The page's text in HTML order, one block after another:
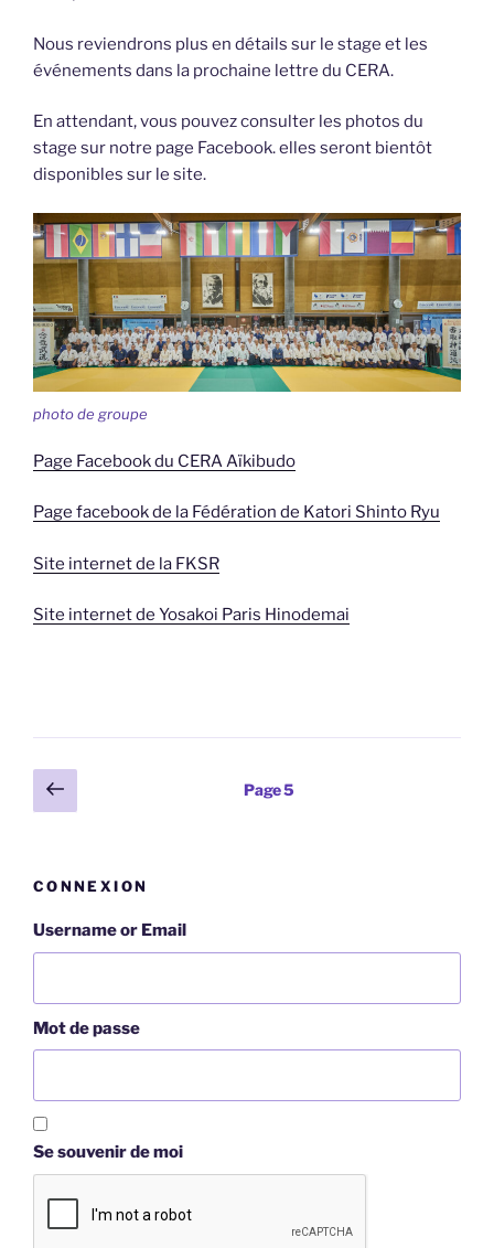
Nous reviendrons plus en détails sur le stage et les
événements dans la prochaine lettre du CERA.
En attendant, vous pouvez consulter les photos du
stage sur notre page Facebook. elles seront bientôt
disponibles sur le site.
photo de groupe
Page Facebook du CERA Aïkibudo
Page facebook de la Fédération de Katori Shinto Ryu
Site internet de la FKSR
Site internet de Yosakoi Paris Hinodemai
Pagination
des
Page
précédente
Page5
CONNEXION
Username or Email
Mot de passe
Se souvenir de moi